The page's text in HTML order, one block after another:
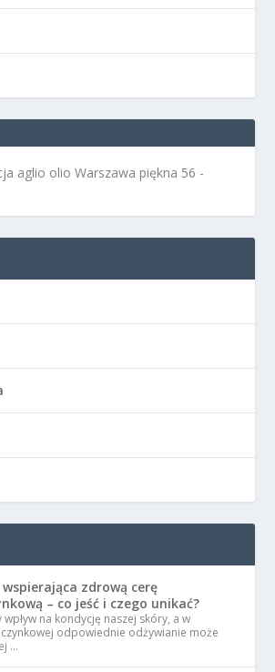
aglio olio Warszawa piękna 56 -
zdrową cerę
– co jeść i czego unikać?
na kondycję naszej skóry, a w
odpowiednie odżywianie może
…